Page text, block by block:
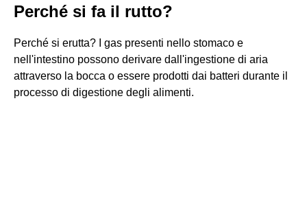
Perché si fa il rutto?
Perché si erutta? I gas presenti nello stomaco e
nell'intestino possono derivare dall'ingestione di aria
attraverso la bocca o essere prodotti dai batteri durante il
processo di digestione degli alimenti.